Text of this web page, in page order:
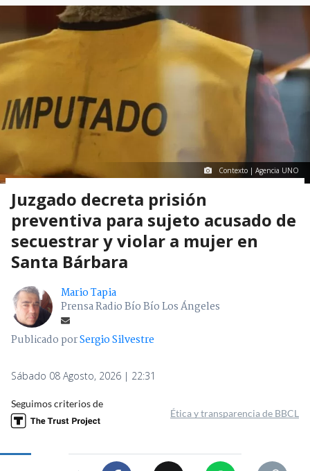
Contexto | Agencia UNO
Juzgado decreta prisión
preventiva para sujeto acusado de
secuestrar y violar a mujer en
Santa Bárbara
Mario Tapia
Prensa Radio Bío Bío Los Ángeles
Publicado porSergio Silvestre
Sábado 08 Agosto, 2026 | 22:31
Seguimos criterios de
Ética y transparencia de BBCL